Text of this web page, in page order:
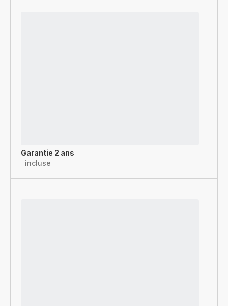
Garantie 2 ans
incluse